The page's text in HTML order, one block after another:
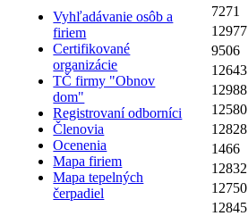
Vyhľadávanie osôb a
firiem
Certifikované
organizácie
TČ firmy "Obnov
dom"
Registrovaní odborníci
Členovia
Ocenenia
Mapa firiem
Mapa tepelných
čerpadiel
7271
12977
9506
12643
12988
12580
12828
1466
12832
12750
12845